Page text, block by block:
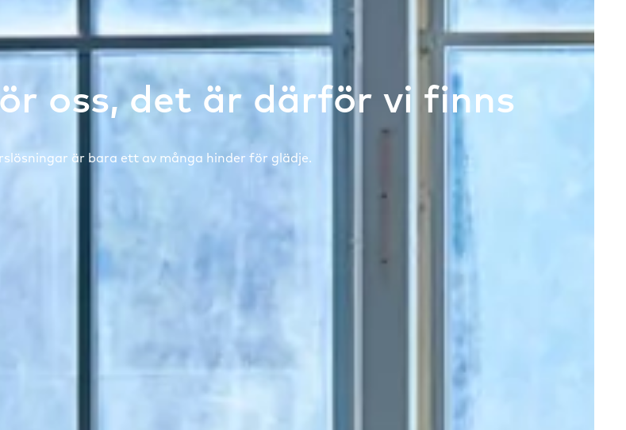
oss, det är därför vi finns
är bara ett av många hinder för glädje.